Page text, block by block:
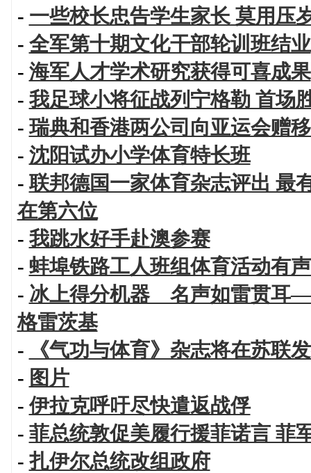
- 一些校长忠告学生家长 莫用压
- 全军第十期文化干部轮训班结业
- 海军人才学术研究获得可喜成果
- 我足球小将征战列宁格勒 首场
-瑞典和香港两公司向亚运会赠
- 沈阳试办小学体育特长班
-联邦德国一家体育杂志评出 最
在第六位
- 我跳水好手赴澳参赛
- 蚌埠铁路工人班组体育活动有
- 冰上得分机器 名声如雷贯耳
格雷茨基
-
《气功与体育》杂志将在苏联
- 图片
-伊拉克呼吁尽快遣返战俘
- 菲总统敦促美履行援菲诺言 菲
- 扎伊尔总统改组政府